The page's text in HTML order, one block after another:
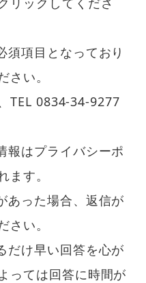
項目となっており
さい。
TEL 0834-34-9277
報はプライバシーポ
ます。
あった場合、返信が
さい。
だけ早い回答を心が
っては回答に時間が